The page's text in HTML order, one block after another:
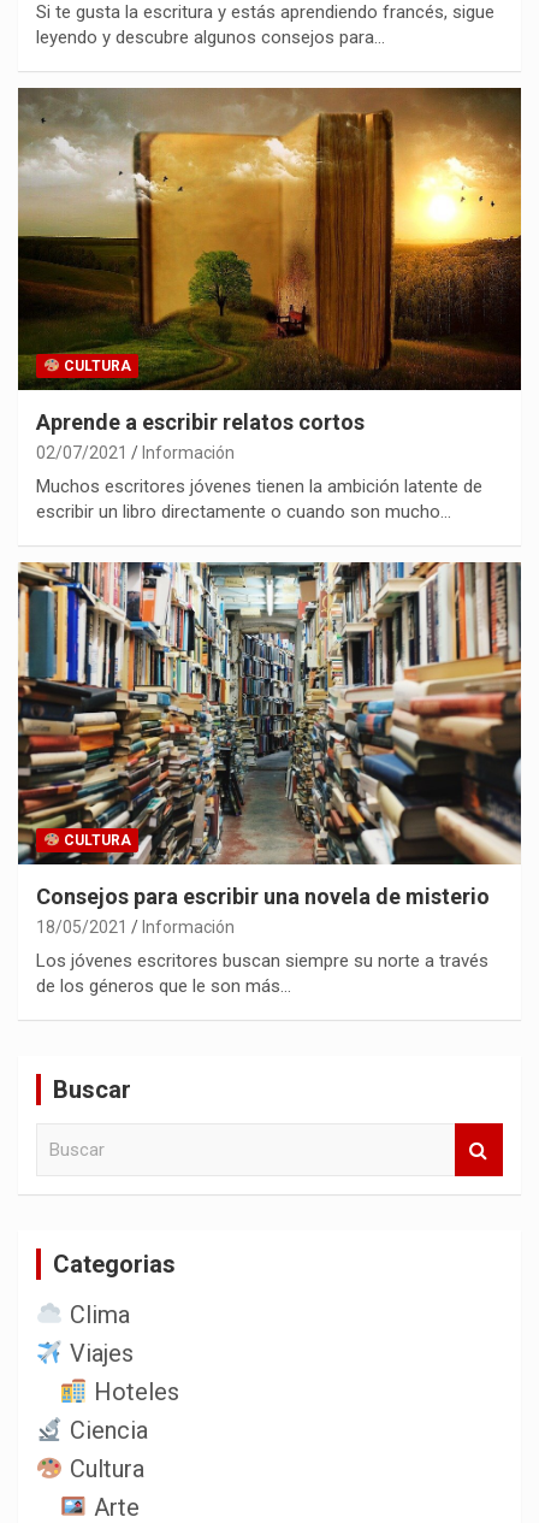
Si te gusta la escritura y estás aprendiendo francés, sigue
leyendo y descubre algunos consejos para…
CULTURA
Aprende a escribir relatos cortos
02/07/2021 Información
Muchos escritores jóvenes tienen la ambición latente de
escribir un libro directamente o cuando son mucho…
CULTURA
Consejos para escribir una novela de misterio
18/05/2021 Información
Los jóvenes escritores buscan siempre su norte a través
de los géneros que le son más…
Buscar
Categorias
Clima
Viajes
Hoteles
Ciencia
Cultura
Arte